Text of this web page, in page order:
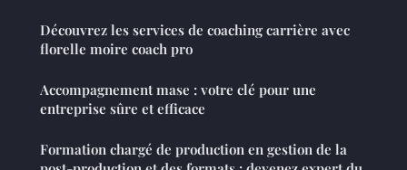
Découvrez les services de coaching carrière avec
florelle moire coach pro
Accompagnement mase : votre clé pour une
entreprise sûre et efficace
Formation chargé de production en gestion de la